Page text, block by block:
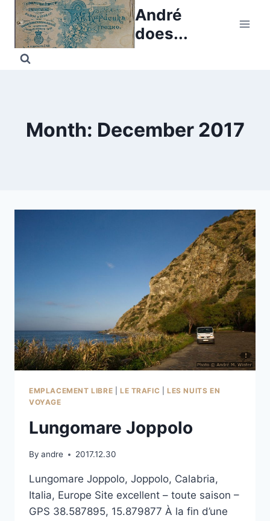
Skip
content
André
does...
Month: December 2017
EMPLACEMENT LIBRE LE TRAFIC |LES NUITS EN
VOYAGE
Lungomare Joppolo
By andre 2017.12.30
Lungomare Joppolo, Joppolo, Calabria,
Italia, Europe Site excellent – toute saison –
GPS 38.587895, 15.879877 À la fin d’une